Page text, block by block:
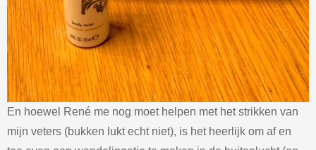
En hoewel René me nog moet helpen met het strikken van
mijn veters (bukken lukt echt niet), is het heerlijk om af en